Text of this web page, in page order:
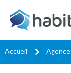
Accueil